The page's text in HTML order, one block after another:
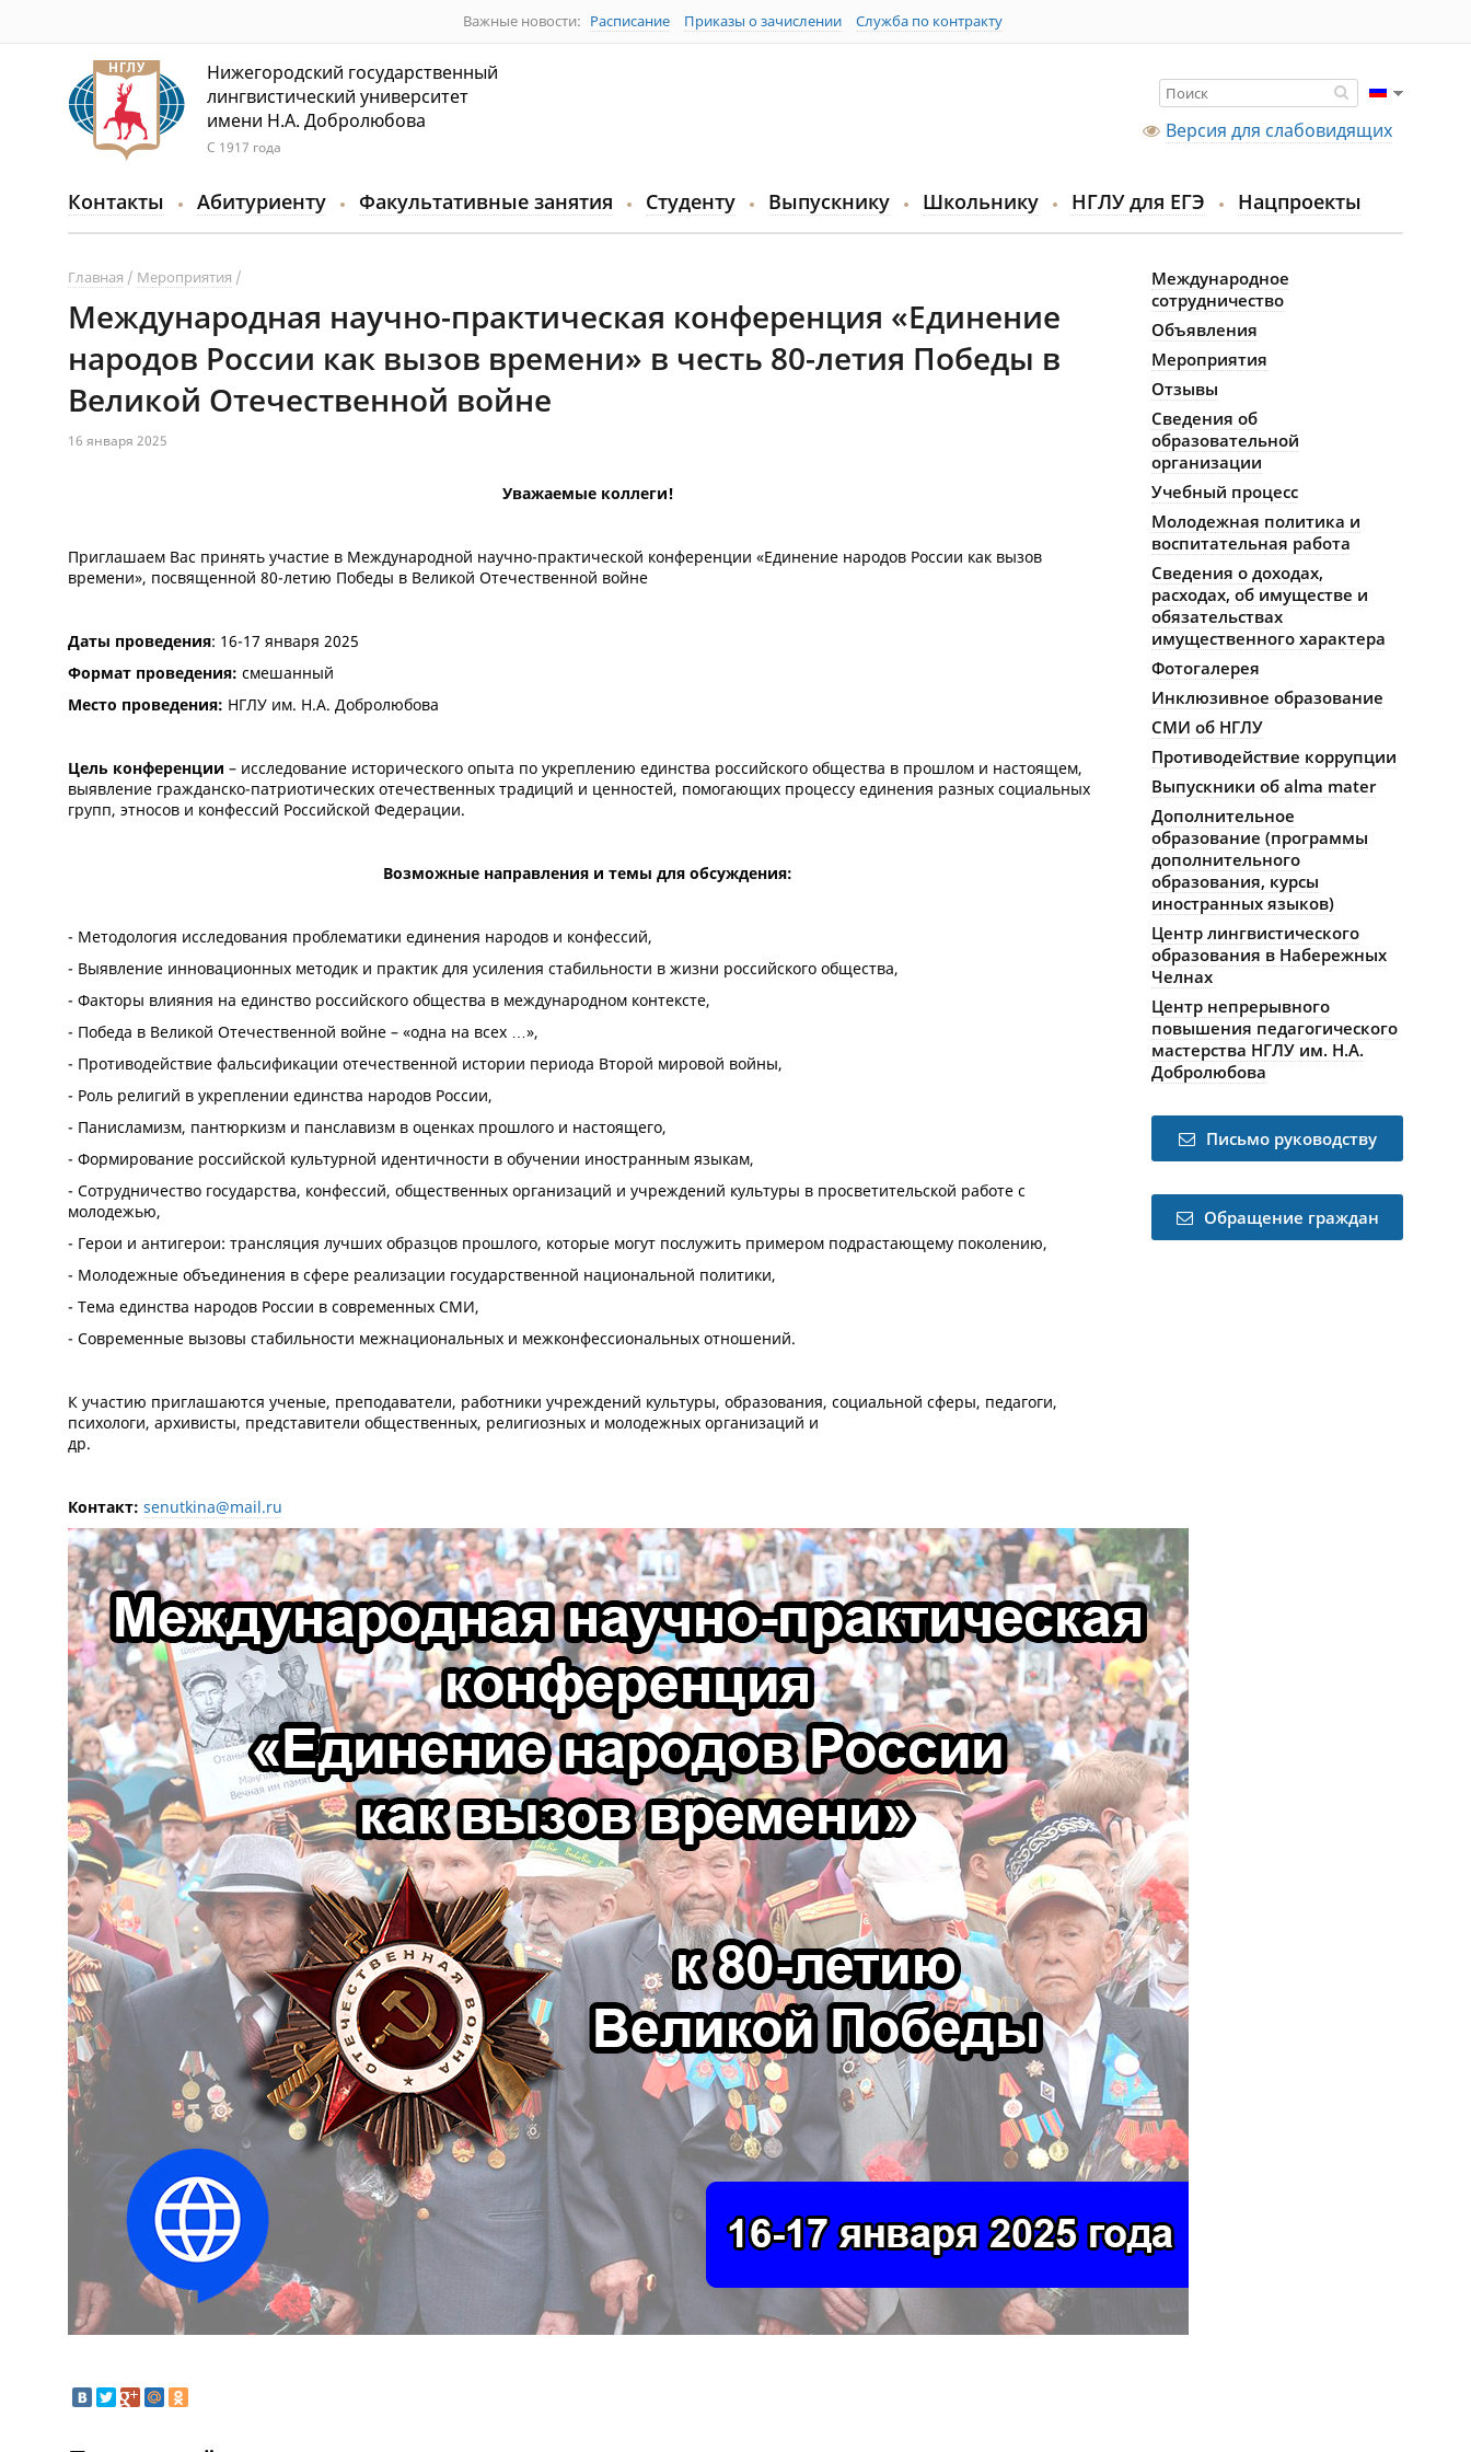
Важные новости: Расписание Приказы о зачислении Служба по контракту
Нижегородский государственный
лингвистический университет
имени Н.А. Добролюбова
С 1917 года
Версия для слабовидящих
Контакты Абитуриенту Факультативные занятия Студенту Выпускнику Школьнику НГЛУ для ЕГЭ Нацпроекты
Главная Мероприятия
Международная научно-практическая конференция «Единение
народов России как вызов времени» в честь 80-летия Победы в
Великой Отечественной войне
16 января 2025
Уважаемые коллеги!
Приглашаем Вас принять участие в Международной научно-практической конференции «Единение народов России как вызов
времени», посвященной 80-летию Победы в Великой Отечественной войне
Даты проведения: 16-17 января 2025
Формат проведения: смешанный
Место проведения: НГЛУ им. Н.А. Добролюбова
Цель конференции – исследование исторического опыта по укреплению единства российского общества в прошлом и настоящем,
выявление гражданско-патриотических отечественных традиций и ценностей, помогающих процессу единения разных социальных
групп, этносов и конфессий Российской Федерации.
Возможные направления и темы для обсуждения:
- Методология исследования проблематики единения народов и конфессий,
- Выявление инновационных методик и практик для усиления стабильности в жизни российского общества,
- Факторы влияния на единство российского общества в международном контексте,
- Победа в Великой Отечественной войне – «одна на всех …»,
- Противодействие фальсификации отечественной истории периода Второй мировой войны,
- Роль религий в укреплении единства народов России,
- Панисламизм, пантюркизм и панславизм в оценках прошлого и настоящего,
- Формирование российской культурной идентичности в обучении иностранным языкам,
- Сотрудничество государства, конфессий, общественных организаций и учреждений культуры в просветительской работе с
молодежью,
- Герои и антигерои: трансляция лучших образцов прошлого, которые могут послужить примером подрастающему поколению,
- Молодежные объединения в сфере реализации государственной национальной политики,
- Тема единства народов России в современных СМИ,
- Современные вызовы стабильности межнациональных и межконфессиональных отношений.
К участию приглашаются ученые, преподаватели, работники учреждений культуры, образования, социальной сферы, педагоги,
психологи, архивисты, представители общественных, религиозных и молодежных организаций и
др.
Контакт: senutkina@mail.ru
Международное
сотрудничество
Объявления
Мероприятия
Отзывы
Сведения об
образовательной
организации
Учебный процесс
Молодежная политика и
воспитательная работа
Сведения о доходах,
расходах, об имуществе и
обязательствах
имущественного характера
Фотогалерея
Инклюзивное образование
СМИ об НГЛУ
Противодействие коррупции
Выпускники об alma mater
Дополнительное
образование (программы
дополнительного
образования, курсы
иностранных языков)
Центр лингвистического
образования в Набережных
Челнах
Центр непрерывного
повышения педагогического
мастерства НГЛУ им. Н.А.
Добролюбова
Письмо руководству
Обращение граждан